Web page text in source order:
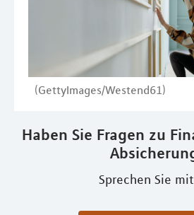
(GettyImages/Westend61)
Haben Sie Fragen zu
Sprechen Sie